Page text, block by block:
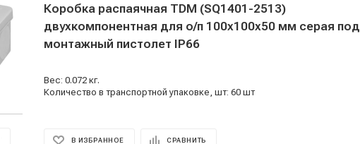
Коробка распаячная TDM (SQ1401-2513)
двухкомпонентная для о/п 100х100х50 мм серая под
монтажный пистолет IP66
Вес: 0.072 кг.
Количество в транспортной упаковке, шт: 60 шт
В ИЗБРАННОЕ СРАВНИТЬ